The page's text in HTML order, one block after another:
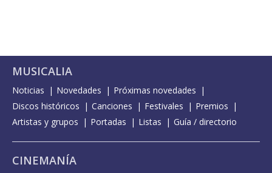
MUSICALIA
Noticias Novedades
Próximas novedades
Discos históricos
Canciones Festivales
Premios
Artistas y grupos
Portadas Listas Guía / directorio
CINEMANÍA